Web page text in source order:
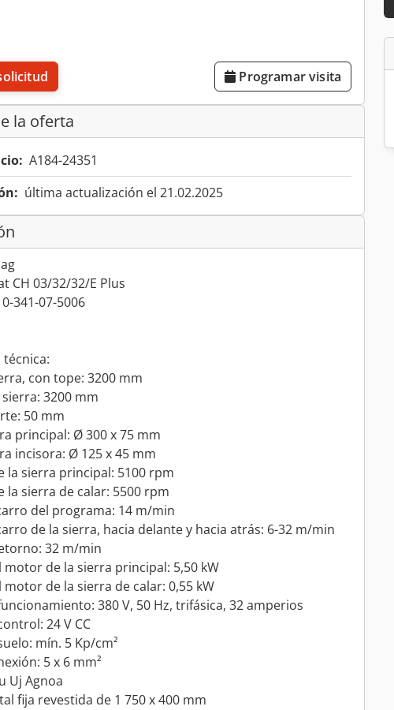
Programar visita
la oferta
A184-24351
última actualización el 21.02.2025
CH 03/32/32/E Plus
341-07-5006
con tope: 3200 mm
3200 mm
50 mm
principal: Ø 300 x 75 mm
incisora: Ø 125 x 45 mm
la sierra principal: 5100 rpm
la sierra de calar: 5500 rpm
del programa: 14 m/min
de la sierra, hacia delante y hacia atrás: 6-32 m/min
32 m/min
motor de la sierra principal: 5,50 kW
motor de la sierra de calar: 0,55 kW
380 V, 50 Hz, trifásica, 32 amperios
24 V CC
mín. 5 Kp/cm²
5 x 6 mm²
Uj Agnoa
fija revestida de 1 750 x 400 mm